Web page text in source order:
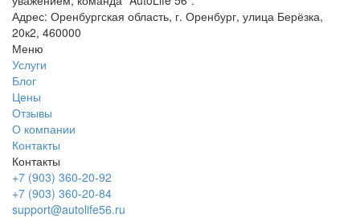
Адрес: Оренбургская область, г. Оренбург, улица Берёзка,
20к2, 460000
Меню
Услуги
Блог
Цены
Отзывы
О компании
Контакты
Контакты
+7 (903) 360-20-92
+7 (903) 360-20-84
support@autolife56.ru